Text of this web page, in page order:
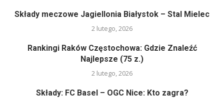
Składy meczowe Jagiellonia Białystok – Stal Mielec
2 lutego, 2026
Rankingi Raków Częstochowa: Gdzie Znaleźć
Najlepsze (75 z.)
2 lutego, 2026
Składy: FC Basel – OGC Nice: Kto zagra?